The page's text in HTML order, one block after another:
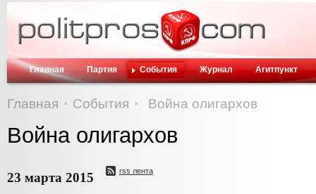
Главная Партия События Журнал Агитпункт
Главная События Война олигархов
Война олигархов
23 марта 2015 rss лента